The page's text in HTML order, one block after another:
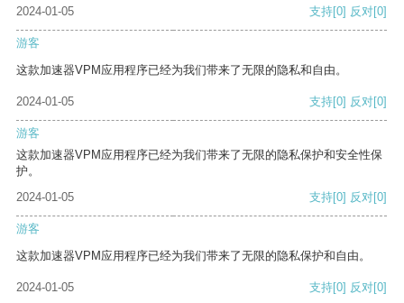
2024-01-05
支持[0] 反对[0]
游客
这款加速器VPM应用程序已经为我们带来了无限的隐私和自由。
2024-01-05 支持[0] 反对[0]
游客
这款加速器VPM应用程序已经为我们带来了无限的隐私保护和安全性保
护。
2024-01-05
支持[0] 反对[0]
游客
这款加速器VPM应用程序已经为我们带来了无限的隐私保护和自由。
2024-01-05 支持[0] 反对[0]